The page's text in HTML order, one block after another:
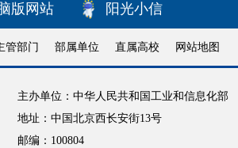
版网站 阳光小信
管部门 部属单位 直属高校 网站地图
主办单位：中华人民共和国工业和信息化部
地址：中国北京西长安街13号
邮编：100804